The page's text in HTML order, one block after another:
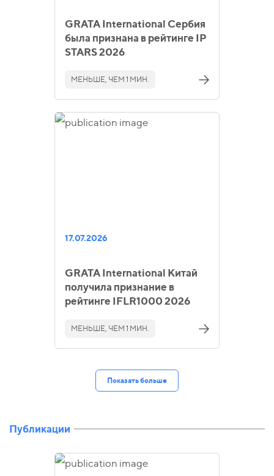
GRATA International Сербия
была признана в рейтинге IP
STARS 2026
МЕНЬШЕ, ЧЕМ 1 МИН.
17.07.2026
GRATA International Китай
получила признание в
рейтинге IFLR1000 2026
МЕНЬШЕ, ЧЕМ 1 МИН.
Показать больше
Публикации